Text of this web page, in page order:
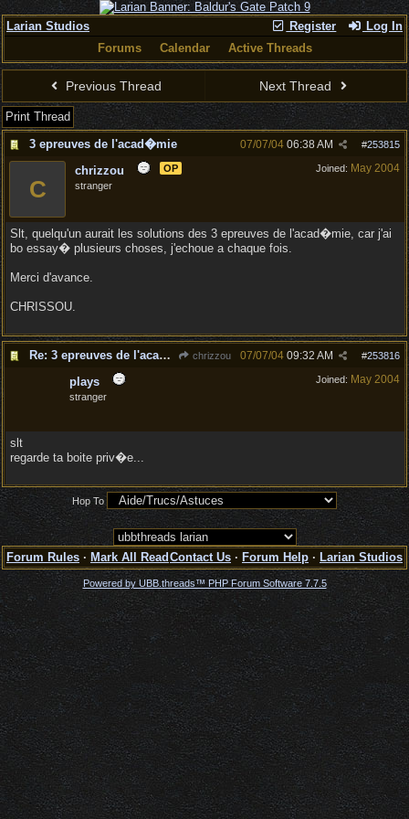
Register Log In
Larian Studios
Forums
Calendar Active Threads
Previous Thread Next Thread
Print Thread
3 epreuves de l'acad�mie
#253815
07/07/04 06:38 AM
Joined: May 2004
C
chrizzou
OP
stranger
Slt, quelqu'un aurait les solutions des 3 epreuves de l'acad�mie, car j'ai
bo essay� plusieurs choses, j'echoue a chaque fois.
Merci d'avance.
CHRISSOU.
Re: 3 epreuves de l'acad�mie chrizzou #253816
07/07/04 09:32 AM
Joined: May 2004
plays
stranger
slt
regarde ta boite priv�e...
Hop To
Forum Rules · Mark All Read Contact Us · Forum Help · Larian Studios
Powered by UBB.threads™ PHP Forum Software 7.7.5